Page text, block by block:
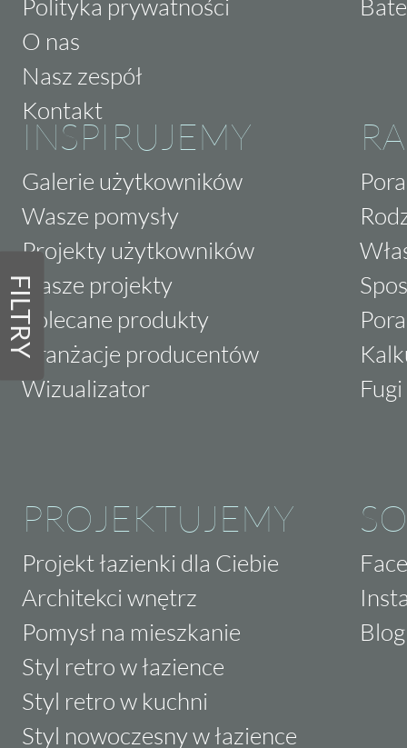
FILTRY
Polityka prywatności
O nas
Nasz zespół
Kontakt
INSPIRUJEMY
Galerie użytkowników
Wasze pomysły
Projekty użytkowników
Nasze projekty
Polecane produkty
Aranżacje producentów
Wizualizator
PROJEKTUJEMY
Projekt łazienki dla Ciebie
Architekci wnętrz
Pomysł na mieszkanie
Styl retro w łazience
Styl retro w kuchni
Styl nowoczesny w łazience
Blog